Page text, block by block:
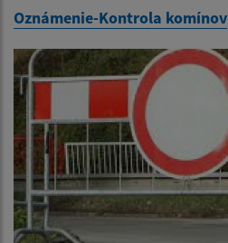
Oznámenie-Kontrola komínov